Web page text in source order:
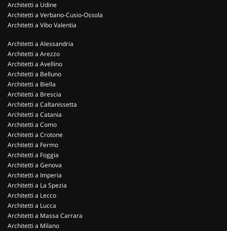
Architetti a Udine
Architetti a Verbano-Cusio-Ossola
Architetti a Vibo Valentia
Architetti a Alessandria
Architetti a Arezzo
Architetti a Avellino
Architetti a Belluno
Architetti a Biella
Architetti a Brescia
Architetti a Caltanissetta
Architetti a Catania
Architetti a Como
Architetti a Crotone
Architetti a Fermo
Architetti a Foggia
Architetti a Genova
Architetti a Imperia
Architetti a La Spezia
Architetti a Lecco
Architetti a Lucca
Architetti a Massa Carrara
Architetti a Milano